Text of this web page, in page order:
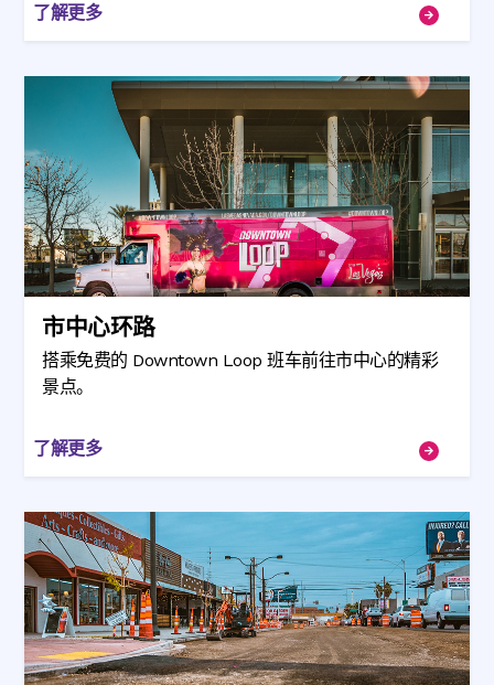
了解更多
市中心环路
搭乘免费的 Downtown Loop 班车前往市中心的精彩
景点。
了解更多